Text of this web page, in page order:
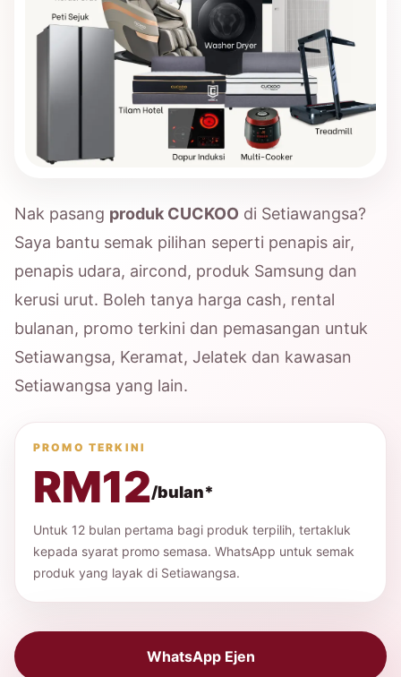
Nak pasang produk CUCKOO di Setiawangsa?
Saya bantu semak pilihan seperti penapis air,
penapis udara, aircond, produk Samsung dan
kerusi urut. Boleh tanya harga cash, rental
bulanan, promo terkini dan pemasangan untuk
Setiawangsa, Keramat, Jelatek dan kawasan
Setiawangsa yang lain.
PROMO TERKINI
RM12/bulan*
Untuk 12 bulan pertama bagi produk terpilih, tertakluk
kepada syarat promo semasa. WhatsApp untuk semak
produk yang layak di Setiawangsa.
WhatsApp Ejen